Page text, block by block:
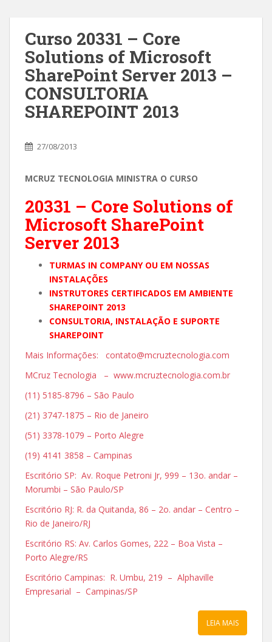
Curso 20331 – Core
Solutions of Microsoft
SharePoint Server 2013 –
CONSULTORIA
SHAREPOINT 2013
27/08/2013
MCRUZ TECNOLOGIA MINISTRA O CURSO
20331 – Core Solutions of
Microsoft SharePoint
Server 2013
TURMAS IN COMPANY OU EM NOSSAS
INSTALAÇÕES
INSTRUTORES CERTIFICADOS EM AMBIENTE
SHAREPOINT 2013
CONSULTORIA, INSTALAÇÃO E SUPORTE
SHAREPOINT
Mais Informações: contato@mcruztecnologia.com
MCruz Tecnologia – www.mcruztecnologia.com.br
(11) 5185-8796 – São Paulo
(21) 3747-1875 – Rio de Janeiro
(51) 3378-1079 – Porto Alegre
(19) 4141 3858 – Campinas
Escritório SP: Av. Roque Petroni Jr, 999 – 13o. andar –
Morumbi – São Paulo/SP
Escritório RJ: R. da Quitanda, 86 – 2o. andar – Centro –
Rio de Janeiro/RJ
Escritório RS: Av. Carlos Gomes, 222 – Boa Vista –
Porto Alegre/RS
Escritório Campinas: R. Umbu, 219 – Alphaville
Empresarial – Campinas/SP
LEIA MAIS